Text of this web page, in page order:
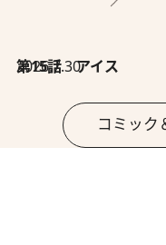
2026.7.30
第15話 アイス
コミック